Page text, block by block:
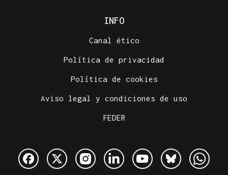
INFO
Canal ético
Política de privacidad
Política de cookies
Aviso legal y condiciones de uso
FEDER